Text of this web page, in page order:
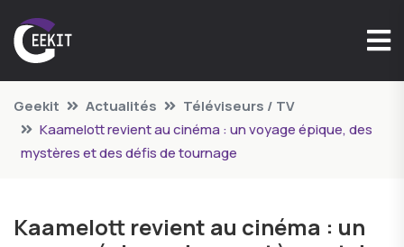
Geekit Actualités
Téléviseurs / TV
Kaamelott revient au cinéma : un voyage épique, des
mystères et des défis de tournage
Kaamelott revient au cinéma : un